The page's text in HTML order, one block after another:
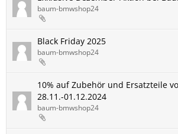
baum-bmwshop24
Black Friday 2025
baum-bmwshop24
10% auf Zubehör und Ersatzteile
28.11.-01.12.2024
baum-bmwshop24